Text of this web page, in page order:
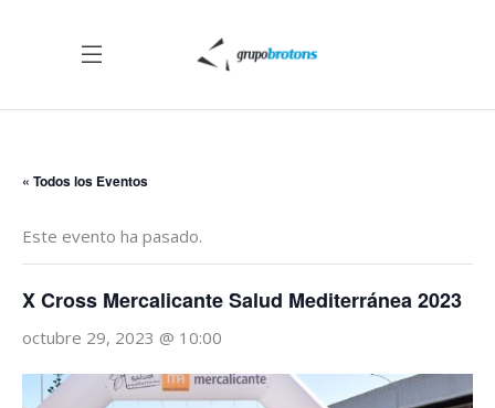
« Todos los Eventos
Este evento ha pasado.
X Cross Mercalicante Salud Mediterránea 2023
octubre 29, 2023 @ 10:00